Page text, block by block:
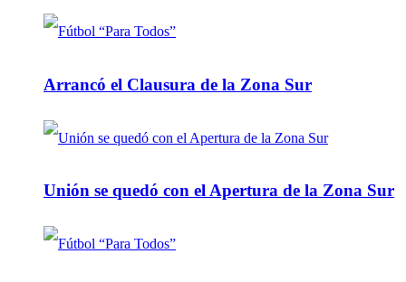
Arrancó el Clausura de la Zona Sur
Unión se quedó con el Apertura de la Zona Sur